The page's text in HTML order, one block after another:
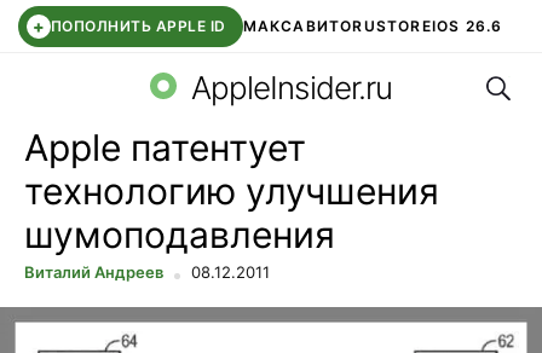
+ ПОПОЛНИТЬ APPLE ID МАКСАВИТОRUSTOREIOS 26.6
СБЕР КИДС ВТБ ОНЛАЙН ЧАТ В ROBLOX
AppleInsider.ru
Apple патентует
технологию улучшения
шумоподавления
Виталий Андреев 08.12.2011